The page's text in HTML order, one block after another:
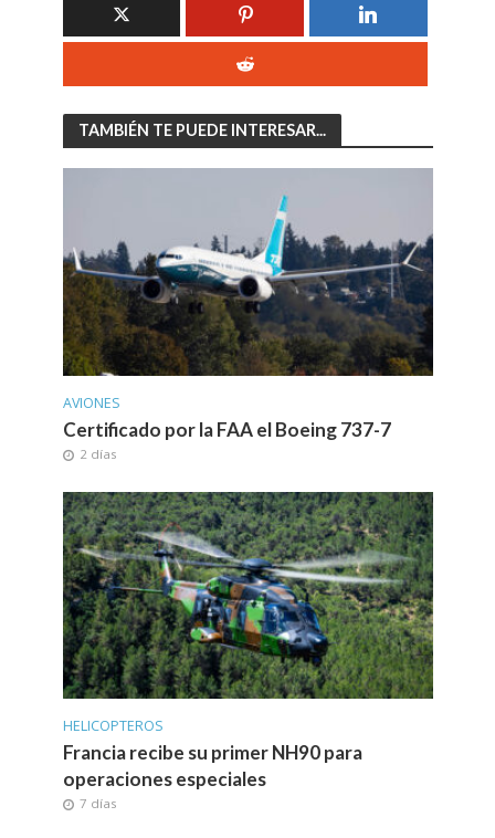
TAMBIÉN TE PUEDE INTERESAR...
AVIONES
Certificado por la FAA el Boeing 737-7
2 días
HELICOPTEROS
Francia recibe su primer NH90 para
operaciones especiales
7 días